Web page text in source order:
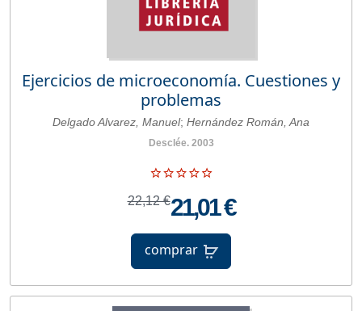
Ejercicios de microeconomía. Cuestiones y
problemas
Delgado Alvarez, Manuel; Hernández Román, Ana
Desclée. 2003
22,12 €21,01 €
comprar